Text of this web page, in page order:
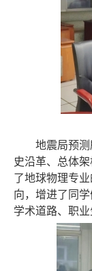
地震局预
史沿革、总体
了地球物理专
向，增进了同
学术道路、职业